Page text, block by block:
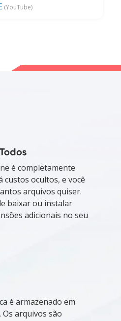
(YouTube)
é completamente
custos ocultos, e você
arquivos quiser.
baixar ou instalar
adicionais no seu
é armazenado em
arquivos são